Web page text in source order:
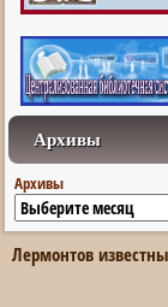
Архивы
Архивы
Лермонтов